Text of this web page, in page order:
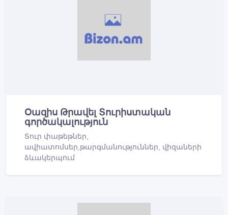
Օազիս Թրավել Տուրիստական
գործակալություն
Տուր փաթեթներ,
ավիատոմսեր,թարգմանություններ, վիզաների
ձևակերպում